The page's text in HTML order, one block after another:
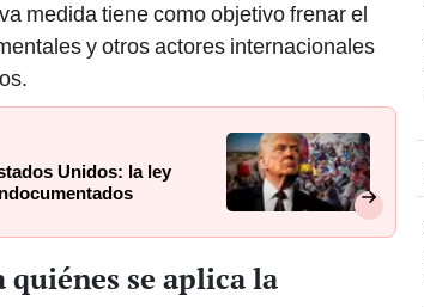
medida tiene como objetivo frenar el
y otros actores internacionales
Unidos: la ley
se aplica la